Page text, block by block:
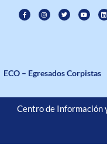
ECO – Egresados Corpistas
Centro de Información